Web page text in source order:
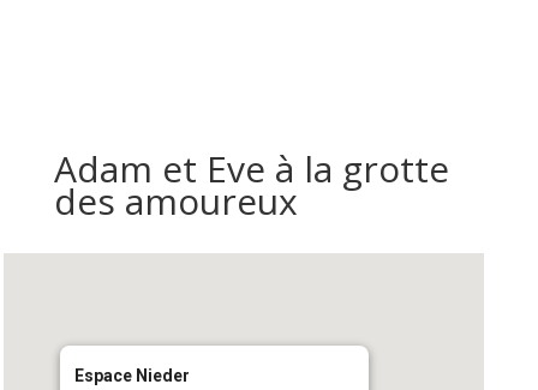
Adam et Eve à la grotte
des amoureux
Espace Nieder